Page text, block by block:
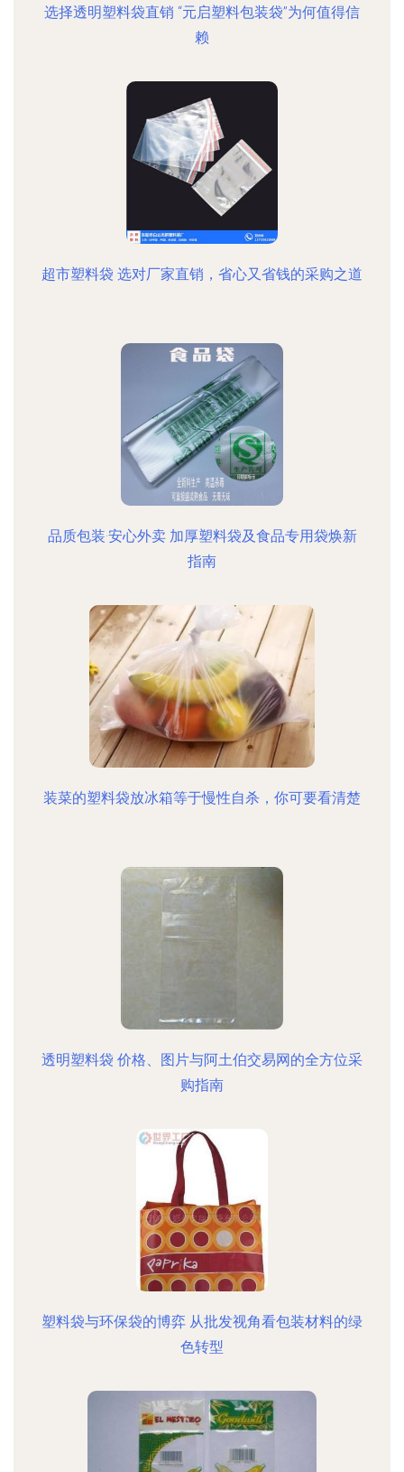
选择透明塑料袋直销 “元启塑料包装袋”为何值得信
赖
超市塑料袋 选对厂家直销，省心又省钱的采购之道
品质包装·安心外卖 加厚塑料袋及食品专用袋焕新
指南
装菜的塑料袋放冰箱等于慢性自杀，你可要看清楚
透明塑料袋 价格、图片与阿土伯交易网的全方位采
购指南
塑料袋与环保袋的博弈 从批发视角看包装材料的绿
色转型